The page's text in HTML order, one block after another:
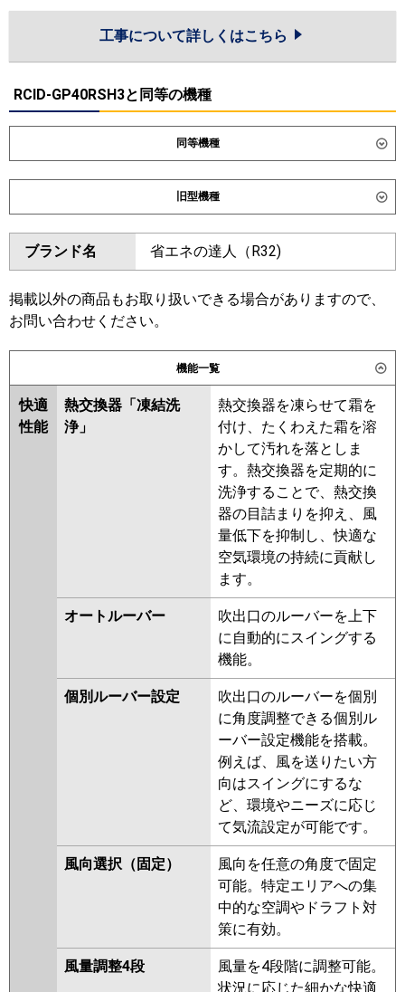
工事について詳しくはこちら
RCID-GP40RSH3と同等の機種
同等機種
ダイキン SZRG40CNT SZRG40CT
東芝 GWSA04013XU GWSA04013MUB
三菱電機 PLZ-ERMP40L6 PLZ-
ERMP40LE6
日立 RCID-GP40RSH11
三菱重工
FDTWV406H6S-rak
FDTWV406H6S
パナソニック
旧型機種
ダイキン SZRG40BYNT SZRG40BYT
SZRG40BJT
SZRG40BJNT
SZRG40BFT SZRG40BFNT
SZRG40BCNT SZRG40BCT
RWSA04033XU RWSA04033X
RWSA04033M
AWSA04057X
三菱電機 PLZ-ERMP40L5
PLZ-ERMP40LE5
PLZ-ERMP40L4 PLZ-ERMP40LE4
PLZ-ERMP40LE3 PLZ-ERMP40L3
PLZ-ERMP40LE2 PLZ-ERMP40L2
PLZ-ERMP40LEZ PLZ-ERMP40LZ
PLZ-ERMP40LEY PLZ-ERMP40LY
PLZ-ERMP40LEV PLZ-ERMP40LV
PLZ-ERMP40LER
ERMP40LR
RCID-GP40RSH9 RCID-GP40RSH8
RCID-GP40RSH7
RCID-GP40RSH5 RCID-GP40RSH4
RCID-GP40RSH2
FDTWV405HA5SA-rak
FDTWV405HA5SA
FDTWV405H5SA
FDTWV405H5SA-rak
FDTWV405H5S-rak
FDTWV405H5S-rakuri-na
FDTWV405H5S
ブランド名 省エネの達人（R32)
掲載以外の商品もお取り扱いできる場合がありますので、
お問い合わせください。
機能一覧
快適
性能
熱交換器「凍結洗
浄」
熱交換器を凍らせて霜を
付け、たくわえた霜を溶
かして汚れを落としま
す。熱交換器を定期的に
洗浄することで、熱交換
器の目詰まりを抑え、風
量低下を抑制し、快適な
空気環境の持続に貢献し
ます。
オートルーバー
吹出口のルーバーを上下
に自動的にスイングする
機能。
個別ルーバー設定
吹出口のルーバーを個別
に角度調整できる個別ル
ーバー設定機能を搭載。
例えば、風を送りたい方
向はスイングにするな
ど、環境やニーズに応じ
て気流設定が可能です。
風向選択（固定）
風向を任意の角度で固定
可能。特定エリアへの集
中的な空調やドラフト対
策に有効。
風量調整4段
風量を4段階に調整可能。
状況に応じた細かな快適